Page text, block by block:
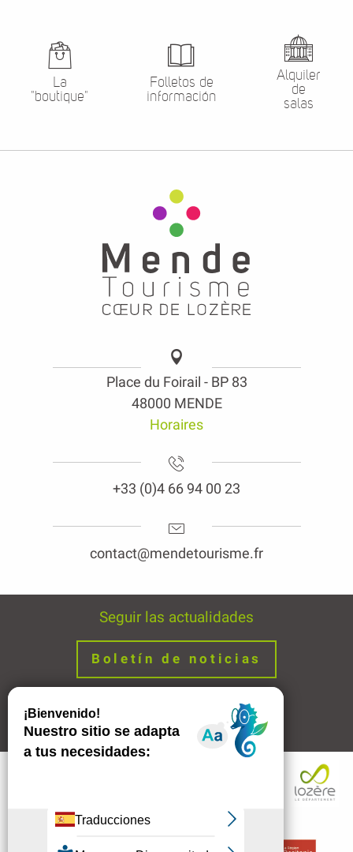
Descripción
Tarifas
La
"boutique"
Folletos de
información
Alquiler
de
salas
Place du Foirail - BP 83
48000 MENDE
Horaires
+33 (0)4 66 94 00 23
contact@mendetourisme.fr
Seguir las actualidades
Boletín de noticias
Avisos legales Enlaces